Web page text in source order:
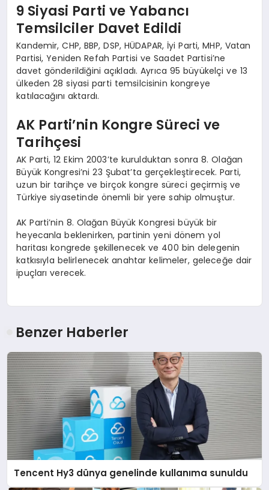
9 Siyasi Parti ve Yabancı
Temsilciler Davet Edildi
Kandemir, CHP, BBP, DSP, HÜDAPAR, İyi Parti, MHP, Vatan
Partisi, Yeniden Refah Partisi ve Saadet Partisi’ne
davet gönderildiğini açıkladı. Ayrıca 95 büyükelçi ve 13
ülkeden 28 siyasi parti temsilcisinin kongreye
katılacağını aktardı.
AK Parti’nin Kongre Süreci ve
Tarihçesi
AK Parti, 12 Ekim 2003’te kurulduktan sonra 8. Olağan
Büyük Kongresi’ni 23 Şubat’ta gerçekleştirecek. Parti,
uzun bir tarihçe ve birçok kongre süreci geçirmiş ve
Türkiye siyasetinde önemli bir yere sahip olmuştur.
AK Parti’nin 8. Olağan Büyük Kongresi büyük bir
heyecanla beklenirken, partinin yeni dönem yol
haritası kongrede şekillenecek ve 400 bin delegenin
katkısıyla belirlenecek anahtar kelimeler, geleceğe dair
ipuçları verecek.
Benzer Haberler
Tencent Hy3 dünya genelinde kullanıma sunuldu